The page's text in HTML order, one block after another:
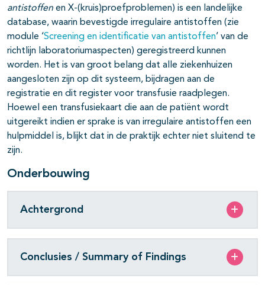
antistoffen en X-(kruis)proefproblemen) is een landelijke
database, waarin bevestigde irregulaire antistoffen (zie
module ‘Screening en identificatie van antistoffen’ van de
richtlijn laboratoriumaspecten) geregistreerd kunnen
worden. Het is van groot belang dat alle ziekenhuizen
aangesloten zijn op dit systeem, bijdragen aan de
registratie en dit register voor transfusie raadplegen.
Hoewel een transfusiekaart die aan de patiënt wordt
uitgereikt indien er sprake is van irregulaire antistoffen een
hulpmiddel is, blijkt dat in de praktijk echter niet sluitend te
zijn.
Onderbouwing
Achtergrond
Conclusies / Summary of Findings